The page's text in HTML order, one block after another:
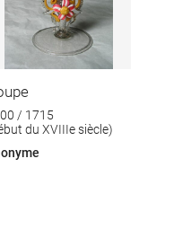
/ 1715
du XVIIIe siècle)